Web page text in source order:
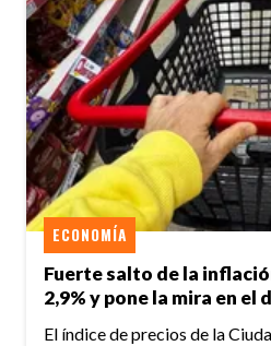
Fuerte salto de la
2,9% y pone la mira en el
ECONOMÍA
El índice de precios de la